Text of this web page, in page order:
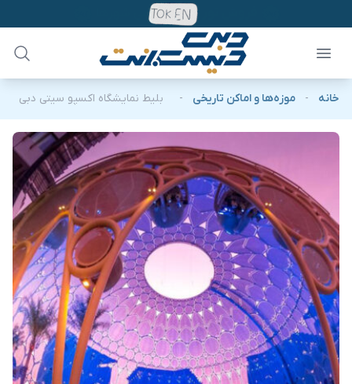
خانه - موزه‌ها و اماکن تاریخی - بلیط نمایشگاه اکسپو سیتی دبی